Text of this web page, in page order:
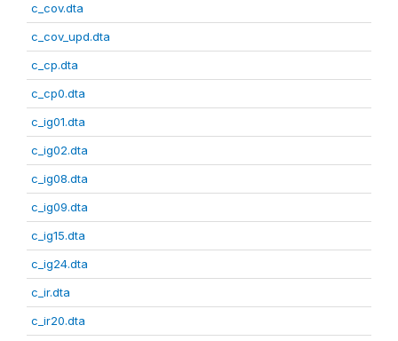
c_cov.dta
c_cov_upd.dta
c_cp.dta
c_cp0.dta
c_ig01.dta
c_ig02.dta
c_ig08.dta
c_ig09.dta
c_ig15.dta
c_ig24.dta
c_ir.dta
c_ir20.dta